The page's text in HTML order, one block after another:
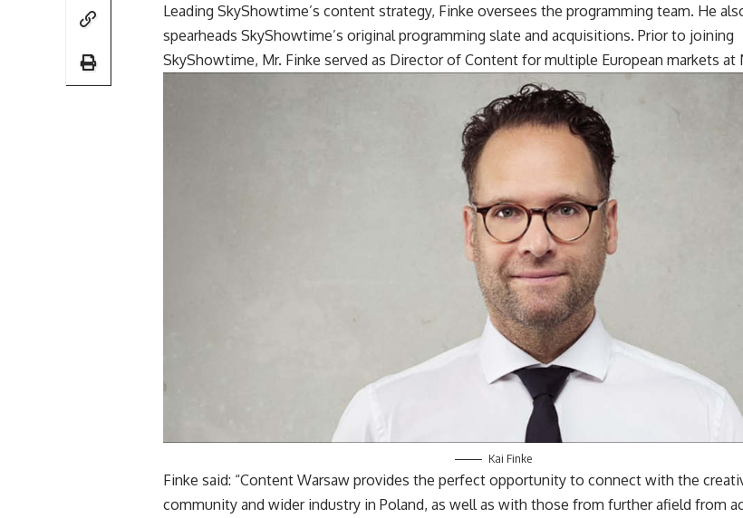
Leading SkyShowtime’s content strategy, Finke oversees the programming team. He
spearheads SkyShowtime’s original programming slate and acquisitions. Prior to joining
SkyShowtime, Mr. Finke served as Director of Content for multiple European markets at
Kai Finke
Finke said: “Content Warsaw provides the perfect opportunity to connect with the
community and wider industry in Poland, as well as with those from further afield from